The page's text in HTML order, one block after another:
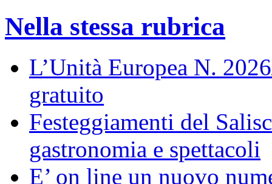
Nella stessa rubrica
L’Unità Europea N.
gratuito
Festeggiamenti del
gastronomia e spettacoli
E’ on line un nuovo